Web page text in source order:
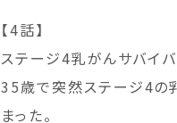
【4話】
ステージ4乳がんサバイ
35歳で突然ステージ4の
まった。